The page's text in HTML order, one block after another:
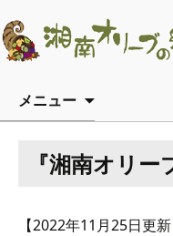
メニュー
『湘南オリー
【2022年11月25日